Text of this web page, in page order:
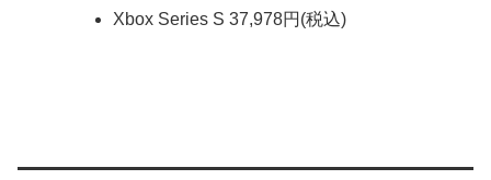
Xbox Series S 37,978円(税込)